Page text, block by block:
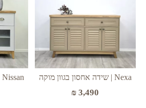
Nexa | שידה אחסון בגוון מוקה
₪ 3,490